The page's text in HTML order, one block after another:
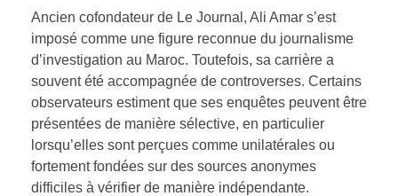
Ancien cofondateur de Le Journal, Ali Amar s’est
imposé comme une figure reconnue du journalisme
d’investigation au Maroc. Toutefois, sa carrière a
souvent été accompagnée de controverses. Certains
observateurs estiment que ses enquêtes peuvent être
présentées de manière sélective, en particulier
lorsqu’elles sont perçues comme unilatérales ou
fortement fondées sur des sources anonymes
difficiles à vérifier de manière indépendante.